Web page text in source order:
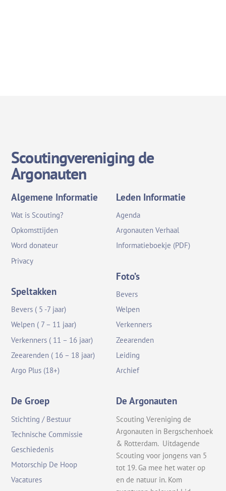
Scoutingvereniging de
Argonauten
Algemene Informatie
Wat is Scouting?
Opkomsttijden
Word donateur
Privacy
Speltakken
Bevers ( 5 -7 jaar)
Welpen ( 7 – 11 jaar)
Verkenners ( 11 – 16 jaar)
Zeearenden ( 16 – 18 jaar)
Argo Plus (18+)
Leden Informatie
Agenda
Argonauten Verhaal
Informatieboekje (PDF)
Foto’s
Bevers
Welpen
Verkenners
Zeearenden
Leiding
Archief
De Groep
Stichting / Bestuur
Technische Commissie
Geschiedenis
Motorschip De Hoop
Vacatures
De Argonauten
Scouting Vereniging de
Argonauten in Bergschenhoek
& Rotterdam. Uitdagende
Scouting voor jongens van 5
tot 19. Ga mee het water op
en de natuur in. Kom